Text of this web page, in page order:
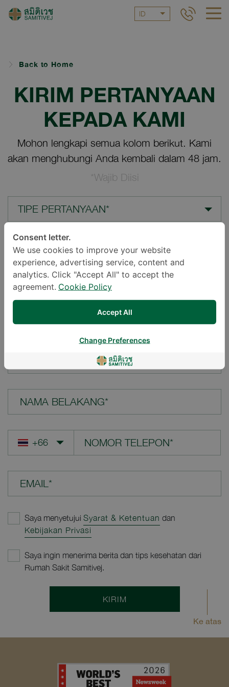
ID
Back to Home
KIRIM PERTANYAAN
KEPADA KAMI
Mohon lengkapi semua kolom berikut. Kami
akan menghubungi Anda kembali dalam 48 jam.
*Wajib Diisi
TIPE PERTANYAAN*
LOKASI*
PERTANYAAN ANDA*
NAMA BELAKANG*
EMAIL*
Saya menyetujui Syarat & Ketentuan dan
Kebijakan Privasi
Saya ingin menerima berita dan tips kesehatan dari
Rumah Sakit Samitivej.
KIRIM
Ke atas
Consent letter.
We use cookies to improve your website
experience, advertising service, content and
analytics. Click "Accept All" to accept the
agreement. Cookie Policy
Accept All
Change Preferences